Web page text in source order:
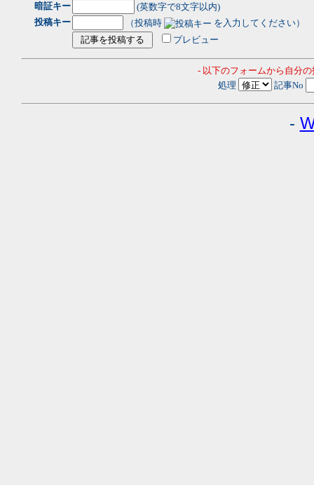
暗証キー
(英数字で8文字以内)
投稿キー
（投稿時
を入力してください）
プレビュー
- 以下のフォームから自分
処理
記事No
-